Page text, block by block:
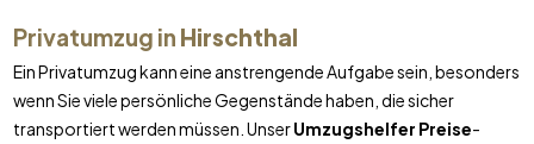
Privatumzug in Hirschthal
Ein Privatumzug kann eine anstrengende Aufgabe sein, besonders
wenn Sie viele persönliche Gegenstände haben, die sicher
transportiert werden müssen. UnserUmzugshelfer Preise-